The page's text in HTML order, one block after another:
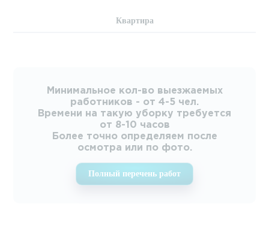
Квартира
Минимальное кол-во выезжаемых
работников - от 4-5 чел.
Времени на такую уборку требуется
от 8-10 часов
Более точно определяем после
осмотра или по фото.
Полный перечень работ